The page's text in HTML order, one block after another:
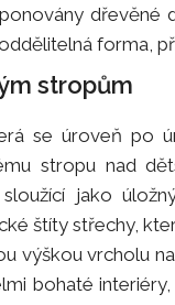
forma,
stropům
se úroveň po
stropu nad
jako
štíty střechy,
výškou vrcholu
bohaté